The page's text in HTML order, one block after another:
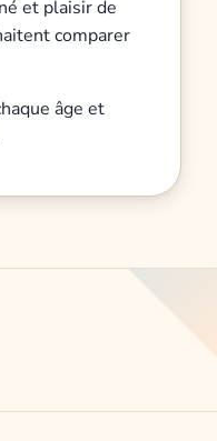
et plaisir de
comparer
âge et